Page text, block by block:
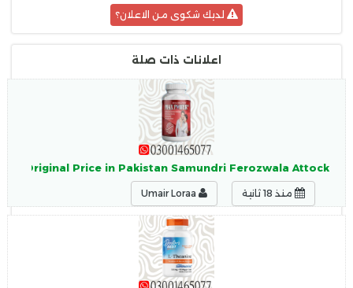
لديك شكوى من الاعلان؟
اعلانات ذات صلة
Original Price in Pakistan Samundri Ferozwala Attock
منذ 18 ثانية